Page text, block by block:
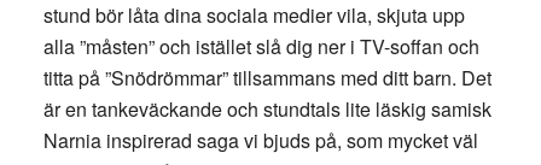
stund bör låta dina sociala medier vila, skjuta upp
alla ”måsten” och istället slå dig ner i TV-soffan och
titta på ”Snödrömmar” tillsammans med ditt barn. Det
är en tankeväckande och stundtals lite läskig samisk
Narnia inspirerad saga vi bjuds på, som mycket väl